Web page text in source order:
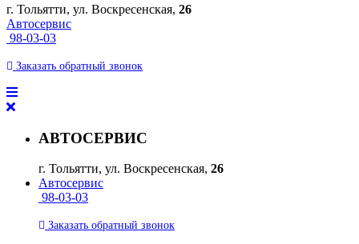
г. Тольятти, ул. Воскресенская, 26
Автосервис
98-03-03
Заказать обратный звонок
АВТОСЕРВИС
г. Тольятти, ул. Воскресенская, 26
Автосервис
98-03-03
Заказать обратный звонок